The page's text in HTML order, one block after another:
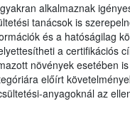
alkalmaznak
tanácsok is
és a hatóságilag
a certifikációs
növények esetében
előírt
anyagoknál az